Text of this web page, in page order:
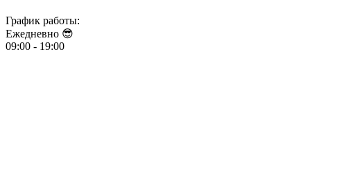
График работы:
Ежедневно 😎​​​​​​​
09:00 - 19:00